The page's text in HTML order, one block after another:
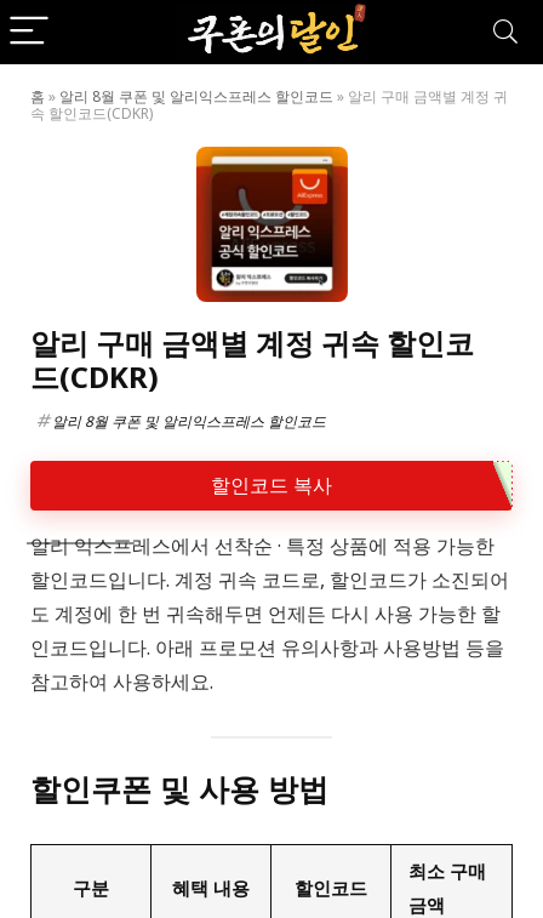
홈 » 알리 8월 쿠폰 및 알리익스프레스 할인코드 » 알리 구매 금액별 계정 귀
속 할인코드(CDKR)
알리 구매 금액별 계정 귀속 할인코
드(CDKR)
알리 8월 쿠폰 및 알리익스프레스 할인코드
할인코드 복사
알리 익스프레스에서 선착순 · 특정 상품에 적용 가능한
할인코드입니다. 계정 귀속 코드로, 할인코드가 소진되어
도 계정에 한 번 귀속해두면 언제든 다시 사용 가능한 할
인코드입니다. 아래 프로모션 유의사항과 사용방법 등을
참고하여 사용하세요.
할인쿠폰 및 사용 방법
구분 혜택 내용 할인코드
최소 구매
금액